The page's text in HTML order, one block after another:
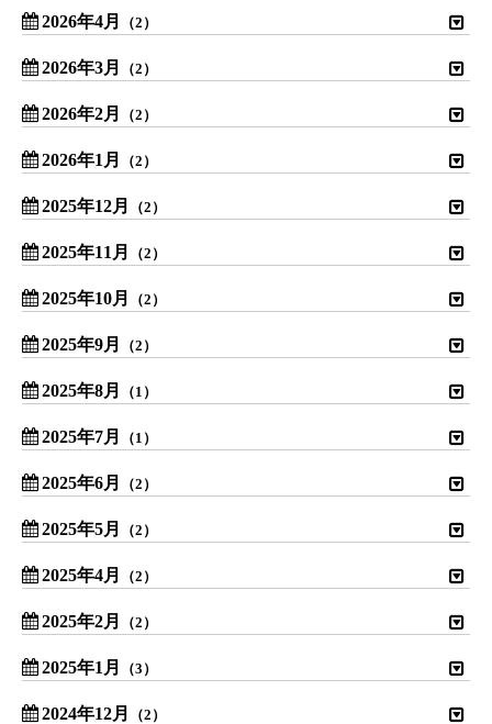
2026年4月 （2）
2026年3月 （2）
2026年2月 （2）
2026年1月 （2）
2025年12月 （2）
2025年11月 （2）
2025年10月 （2）
2025年9月 （2）
2025年8月 （1）
2025年7月 （1）
2025年6月 （2）
2025年5月 （2）
2025年4月 （2）
2025年2月 （2）
2025年1月 （3）
2024年12月 （2）